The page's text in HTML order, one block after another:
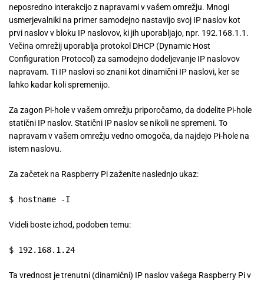
neposredno interakcijo z napravami v vašem omrežju. Mnogi
usmerjevalniki na primer samodejno nastavijo svoj IP naslov kot
prvi naslov v bloku IP naslovov, ki jih uporabljajo, npr. 192.168.1.1.
Večina omrežij uporablja protokol DHCP (Dynamic Host
Configuration Protocol) za samodejno dodeljevanje IP naslovov
napravam. Ti IP naslovi so znani kot dinamični IP naslovi, ker se
lahko kadar koli spremenijo.
Za zagon Pi-hole v vašem omrežju priporočamo, da dodelite Pi-hole
statični IP naslov. Statični IP naslov se nikoli ne spremeni. To
napravam v vašem omrežju vedno omogoča, da najdejo Pi-hole na
istem naslovu.
Za začetek na Raspberry Pi zaženite naslednjo ukaz:
$ hostname -I
Videli boste izhod, podoben temu:
$ 192.168.1.24
Ta vrednost je trenutni (dinamični) IP naslov vašega Raspberry Pi v